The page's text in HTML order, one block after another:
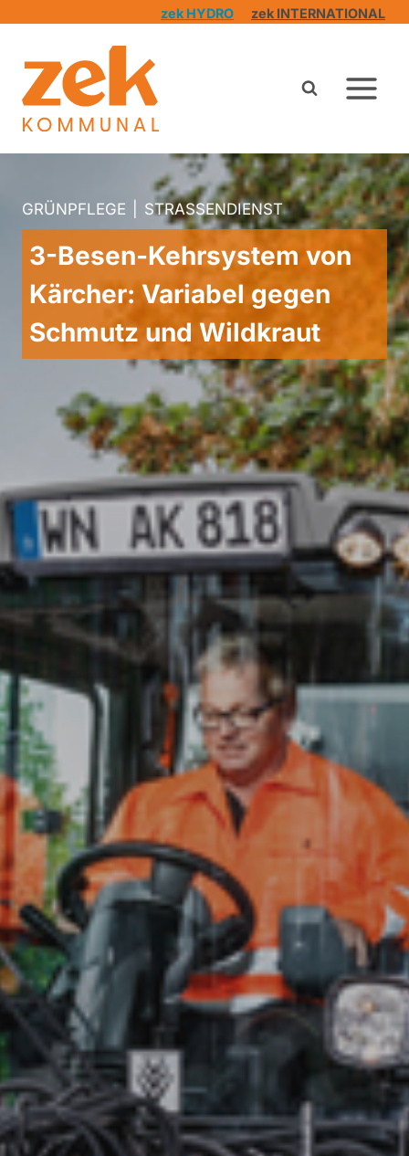
springen
zek HYDRO zek INTERNATIONAL
GRÜNPFLEGE STRASSENDIENST
3-Besen-Kehrsystem von
Kärcher: Variabel gegen
Schmutz und Wildkraut